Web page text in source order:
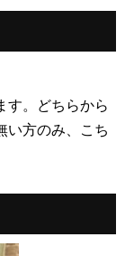
す。どちらから
い方のみ、こち